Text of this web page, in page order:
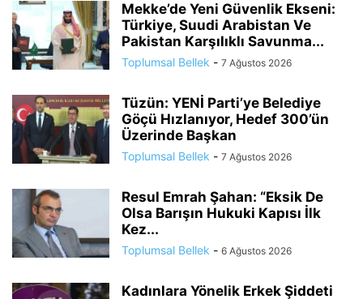
Mekke’de Yeni Güvenlik Ekseni:
Türkiye, Suudi Arabistan Ve
Pakistan Karşılıklı Savunma...
Toplumsal Bellek - 7 Ağustos 2026
Tüzün: YENİ Parti’ye Belediye
Göçü Hızlanıyor, Hedef 300’ün
Üzerinde Başkan
Toplumsal Bellek - 7 Ağustos 2026
Resul Emrah Şahan: “Eksik De
Olsa Barışın Hukuki Kapısı İlk
Kez...
Toplumsal Bellek - 6 Ağustos 2026
Kadınlara Yönelik Erkek Şiddeti